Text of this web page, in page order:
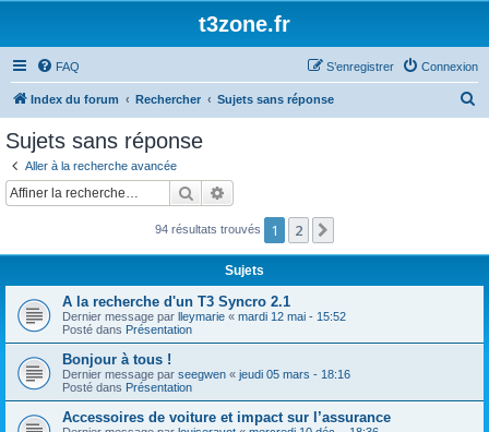
t3zone.fr
FAQ Connexion
S’enregistrer
Index du forum Rechercher Sujets sans réponse
c
Sujets sans réponse
Aller à la recherche avancée
Rechercher
94 résultats trouvés 1 2
Sujets
A la recherche d'un T3 Syncro 2.1
Dernier message par lleymarie « mardi 12 mai - 15:52
Posté dans Présentation
Bonjour à tous !
Dernier message par seegwen « jeudi 05 mars - 18:16
Posté dans Présentation
Accessoires de voiture et impact sur l’assurance